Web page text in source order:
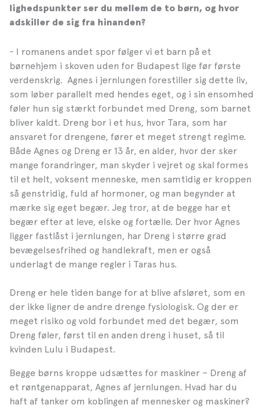
lighedspunkter ser du mellem de to børn, og hvor
adskiller de sig fra hinanden?
- I romanens andet spor følger vi et barn på et
børnehjem i skoven uden for Budapest lige før første
verdenskrig. Agnes i jernlungen forestiller sig dette liv,
som løber parallelt med hendes eget, og i sin ensomhed
føler hun sig stærkt forbundet med Dreng, som barnet
bliver kaldt. Dreng bor i et hus, hvor Tara, som har
ansvaret for drengene, fører et meget strengt regime.
Både Agnes og Dreng er 13 år, en alder, hvor der sker
mange forandringer, man skyder i vejret og skal formes
til et helt, voksent menneske, men samtidig er kroppen
så genstridig, fuld af hormoner, og man begynder at
mærke sig eget begær. Jeg tror, at de begge har et
begær efter at leve, elske og fortælle. Der hvor Agnes
ligger fastlåst i jernlungen, har Dreng i større grad
bevægelsesfrihed og handlekraft, men er også
underlagt de mange regler i Taras hus.
Dreng er hele tiden bange for at blive afsløret, som en
der ikke ligner de andre drenge fysiologisk. Og der er
meget risiko og vold forbundet med det begær, som
Dreng føler, først til en anden dreng i huset, så til
kvinden Lulu i Budapest.
Begge børns kroppe udsættes for maskiner – Dreng af
et røntgenapparat, Agnes af jernlungen. Hvad har du
haft af tanker om koblingen af mennesker og maskiner?